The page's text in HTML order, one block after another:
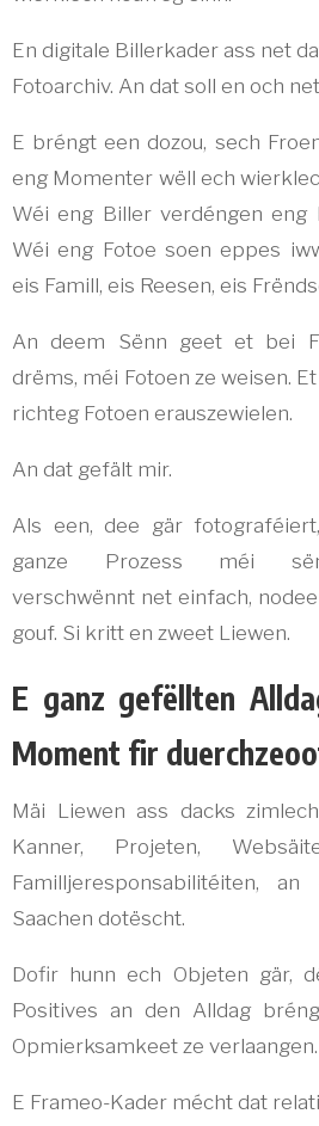
En digitale Billerkader ass net
Fotoarchiv. An dat soll en och
E bréngt een dozou, sech
eng Momenter wëll ech
Wéi eng Biller verdéngen eng
Wéi eng Fotoe soen eppes
eis Famill, eis Reesen, eis
An deem Sënn geet et bei
drëms, méi Fotoen ze weisen.
richteg Fotoen erauszewielen.
An dat gefält mir.
Als een, dee gär
ganze Prozess méi
verschwënnt net einfach,
gouf. Si kritt en zweet Liewen.
E ganz gefëllten
Moment fir
Mäi Liewen ass dacks
Kanner, Projeten,
Familljeresponsabilitéiten,
Saachen dotëscht.
Dofir hunn ech Objeten gär,
Positives an den Alldag
Opmierksamkeet ze verlaangen.
E Frameo-Kader mécht dat